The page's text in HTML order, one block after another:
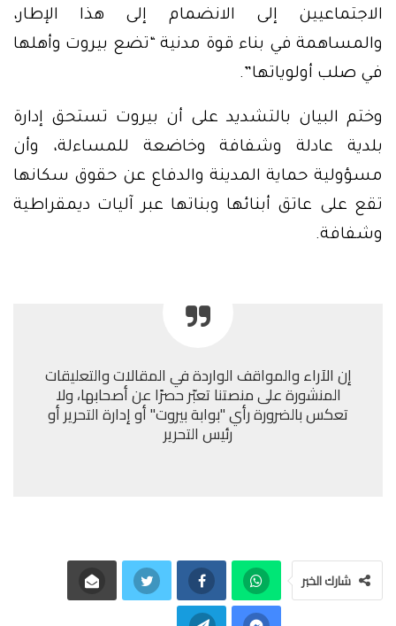
الاجتماعيين إلى الانضمام إلى هذا الإطار،
والمساهمة في بناء قوة مدنية “تضع بيروت وأهلها
في صلب أولوياتها”.
وختم البيان بالتشديد على أن بيروت تستحق إدارة
بلدية عادلة وشفافة وخاضعة للمساءلة، وأن
مسؤولية حماية المدينة والدفاع عن حقوق سكانها
تقع على عاتق أبنائها وبناتها عبر آليات ديمقراطية
وشفافة.
إن الآراء والمواقف الواردة في المقالات والتعليقات
المنشورة على منصتنا تعبّر حصرًا عن أصحابها، ولا
تعكس بالضرورة رأي "بوابة بيروت" أو إدارة التحرير أو
رئيس التحرير
شارك الخبر